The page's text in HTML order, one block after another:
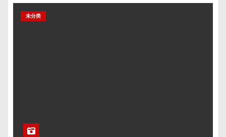
未分类